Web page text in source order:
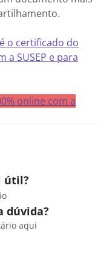
o certificado do
SUSEP e para
online com a
útil?
dúvida?
aqui